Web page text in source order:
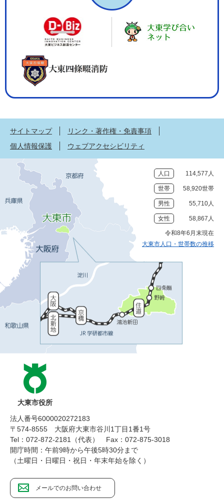
サイトマップ
リンク・著作権・免責事項
個人情報保護
ウェブアクセシビリティ
人口 114,577人
世帯 58,920世帯
男性 55,710人
女性 58,867人
令和8年6月末現在
大東市人口・世帯数の推移
大東市役所
法人番号6000020272183
〒574-8555 大阪府大東市谷川1丁目1番1号
Tel：072-872-2181（代表）
Fax：072-875-3018
開庁時間：午前9時から午後5時30分まで
（土曜日・日曜日・祝日・年末年始を除く）
メールでのお問い合わせ